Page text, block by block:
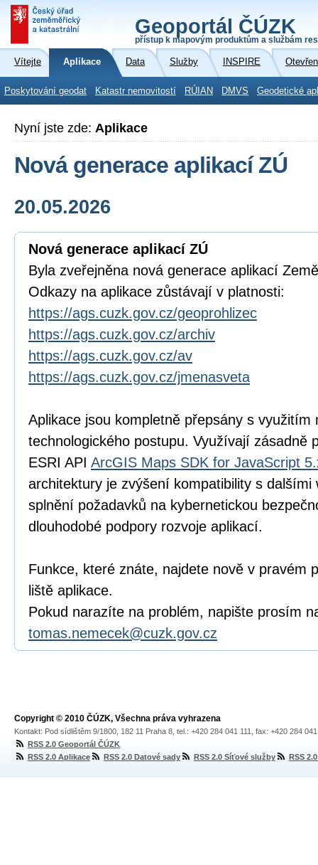
Geoportál ČÚZK
přístup k mapovým produktům a službám
Vítejte Aplikace Data Služby INSPIRE
Poskytování geodat Katastr nemovitostí RÚIAN DMVS Geodetické
Nyní jste zde: Aplikace
Nová generace aplikací ZÚ
20.05.2026
Nová generace aplikací ZÚ
Byla zveřejněna nová generace aplikací
Odkazy na aplikace zůstávají v platnosti:
https://ags.cuzk.gov.cz/geoprohlizec
https://ags.cuzk.gov.cz/archiv
https://ags.cuzk.gov.cz/av
https://ags.cuzk.gov.cz/jmenasveta
Aplikace jsou kompletně přepsány s využitím
technologického postupu. Využívají zásadně
ESRI API ArcGIS Maps SDK for JavaScript
architektury je zvýšení kompatibility s dalšími
splnění požadavků na kybernetickou
dlouhodobé podpory rozvoje aplikací.
Funkce, které znáte, najdete nově v pravém
liště aplikace.
Pokud narazíte na problém, napište prosím
tomas.nemecek@cuzk.gov.cz
Copyright © 2010 ČÚZK, Všechna práva vyhrazena
Kontakt: Pod sídlištěm 9/1800, 182 11 Praha 8, tel.: +420 284 041 111, fax: +420 284
RSS 2.0 Geoportál ČÚZK
RSS 2.0 Aplikace
RSS 2.0 Datové sady RSS 2.0 Síťové služby RSS